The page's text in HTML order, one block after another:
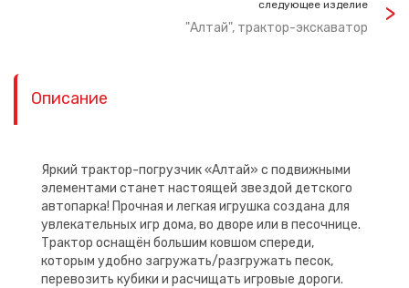
следующее изделие
"Алтай", трактор-экскаватор
Описание
Яркий трактор-погрузчик «Алтай» с подвижными
элементами станет настоящей звездой детского
автопарка! Прочная и легкая игрушка создана для
увлекательных игр дома, во дворе или в песочнице.
Трактор оснащён большим ковшом спереди,
которым удобно загружать/разгружать песок,
перевозить кубики и расчищать игровые дороги.